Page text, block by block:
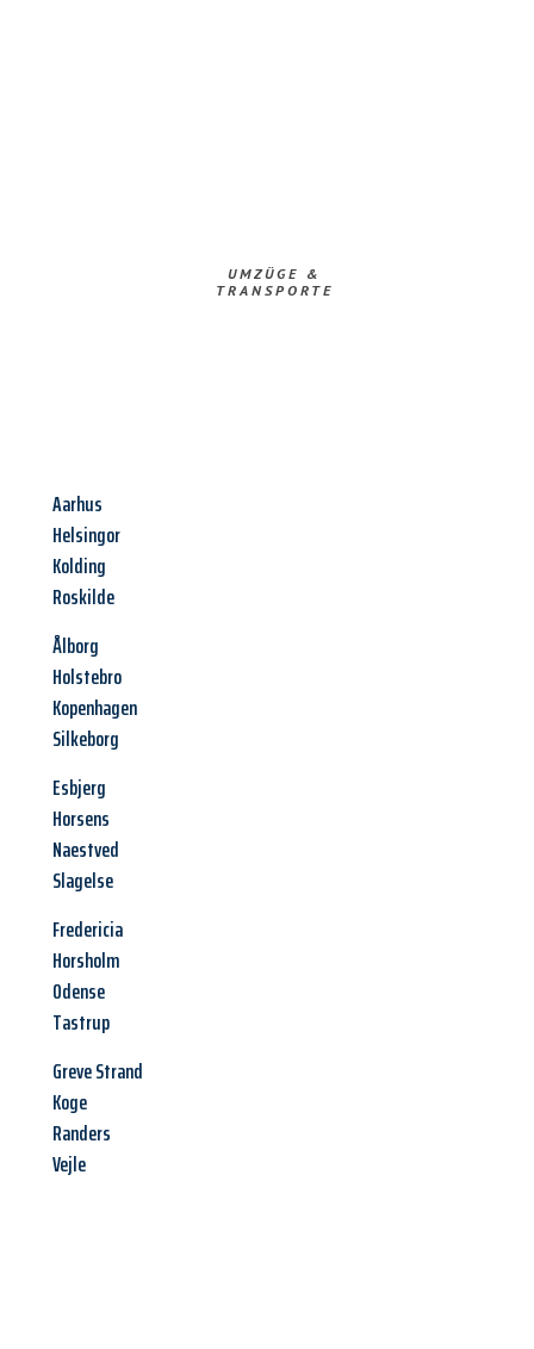
UMZÜGE &
TRANSPORTE
Aarhus
Helsingor
Kolding
Roskilde
Ålborg
Holstebro
Kopenhagen
Silkeborg
Esbjerg
Horsens
Naestved
Slagelse
Fredericia
Horsholm
Odense
Tastrup
Greve Strand
Koge
Randers
Vejle